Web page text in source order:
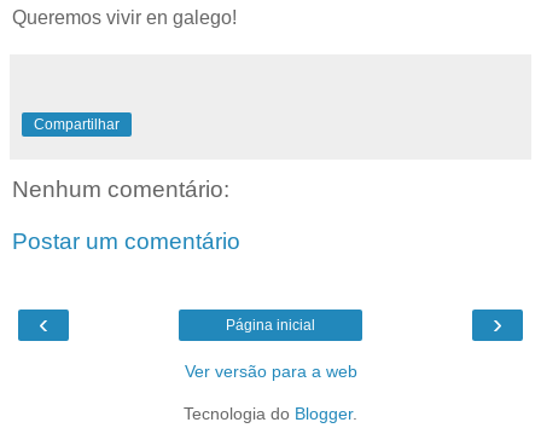
Queremos vivir en galego!
Compartilhar
Nenhum comentário:
Postar um comentário
‹ ›
Página inicial
Ver versão para a web
Tecnologia do Blogger.